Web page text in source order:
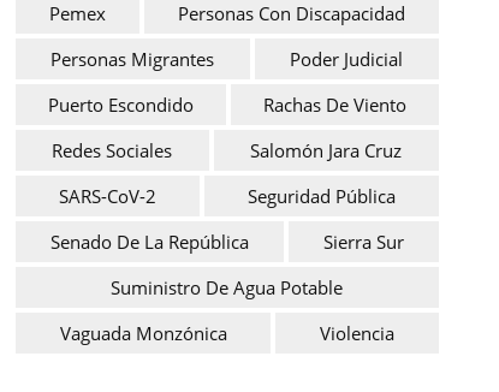
Pemex
Personas Con Discapacidad
Personas Migrantes
Poder Judicial
Puerto Escondido
Rachas De Viento
Redes Sociales
Salomón Jara Cruz
SARS-CoV-2
Seguridad Pública
Senado De La República
Sierra Sur
Suministro De Agua Potable
Vaguada Monzónica
Violencia